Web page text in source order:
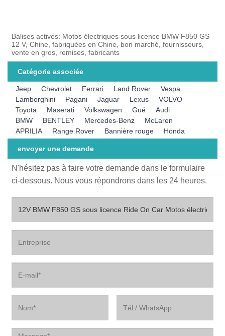
Balises actives: Motos électriques sous licence BMW F850 GS
12 V, Chine, fabriquées en Chine, bon marché, fournisseurs,
vente en gros, remises, fabricants
Catégorie associée
Jeep Chevrolet Ferrari Land Rover
Vespa
Lamborghini
Pagani Jaguar Lexus
VOLVO
Toyota
Maserati Volkswagen Gué
Audi
BMW
BENTLEY Mercedes-Benz
McLaren
APRILIA
Range Rover Bannière rouge Honda
envoyer une demande
N'hésitez pas à faire votre demande dans le formulaire
ci-dessous. Nous vous répondrons dans les 24 heures.